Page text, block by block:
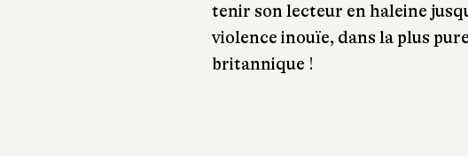
tenir son lecteur en haleine
violence inouïe, dans la plus
britannique !